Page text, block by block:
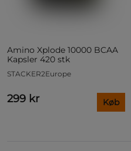
Amino Xplode 10000 BCAA
Kapsler 420 stk
STACKER2Europe
299 kr Køb